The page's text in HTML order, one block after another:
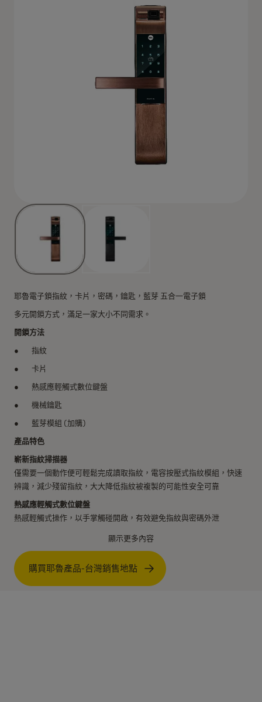
耶魯電子鎖指紋，卡片，密碼，鑰匙，藍芽 五合一電子鎖
多元開鎖方式，滿足一家大小不同需求。
開鎖方法
指紋
卡片
熱感應輕觸式數位鍵盤
機械鑰匙
藍芽模組 (加購)
產品特色
嶄新指紋掃描器
僅需要一個動作便可輕鬆完成讀取指紋，電容按壓式指紋模組，快速
辨識，減少殘留指紋，大大降低指紋被複製的可能性安全可靠
熱感應輕觸式數位鍵盤
熱感輕觸式操作，以手掌觸碰開啟，有效避免指紋與密碼外泄
在正確密碼的之前或之後輸入其他數字，防止被人窺竊密碼
隱藏式機械鎖匙孔
緊急情況下, 可以使用備用機械鎖匙
顯示更多內容
購買耶魯產品-台灣銷售地點